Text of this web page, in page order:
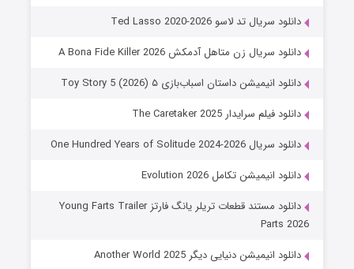
دانلود سریال تد لاسو Ted Lasso 2020-2026
دانلود سریال زن متاهل آدمکش A Bona Fide Killer 2026
دانلود انیمیشن داستان اسباب‌بازی ۵ Toy Story 5 (2026)
دانلود فیلم سرایدار The Caretaker 2025
دانلود سریال One Hundred Years of Solitude 2024-2026
دانلود انیمیشن تکامل Evolution 2026
دانلود مستند قطعات تریلر یانگ فارتز Young Farts Trailer
Parts 2026
دانلود انیمیشن دنیایی دیگر Another World 2025